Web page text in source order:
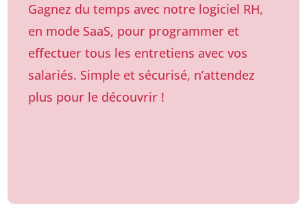
Gagnez du temps avec notre logiciel RH,
en mode SaaS, pour programmer et
effectuer tous les entretiens avec vos
salariés. Simple et sécurisé, n’attendez
plus pour le découvrir !